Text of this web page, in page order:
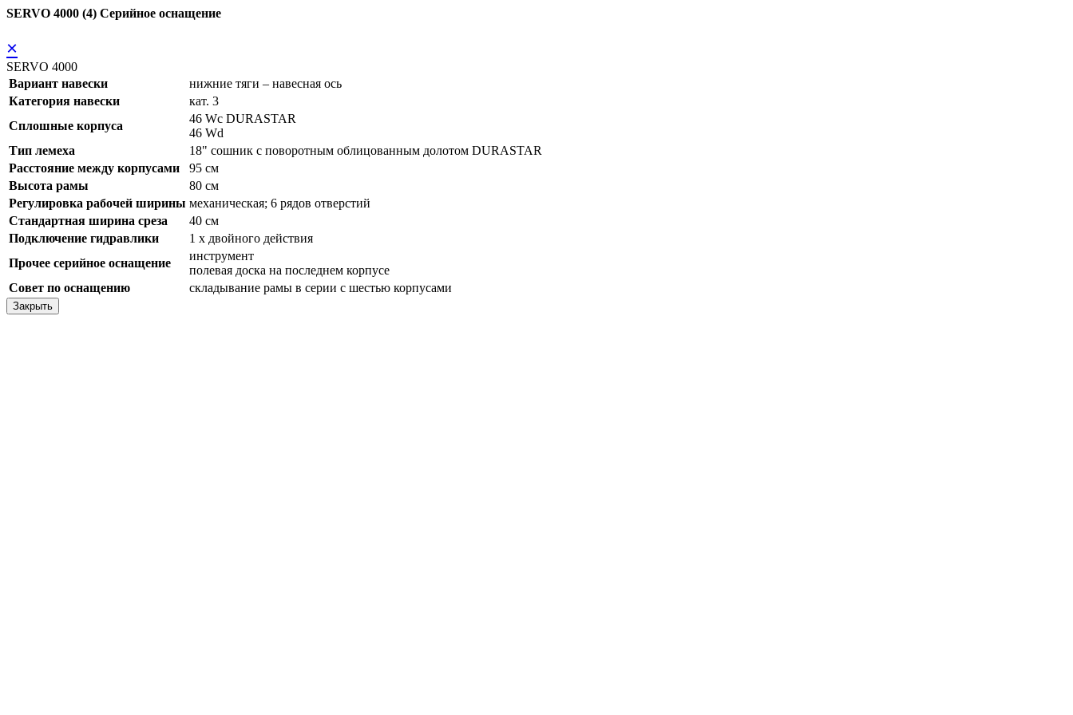
SERVO 4000 (4) Серийное оснащение
×
SERVO 4000
Вариант навески
нижние тяги – навесная ось
Категория навески
кат. 3
Сплошные корпуса
46 Wc DURASTAR
46 Wd
Тип лемеха
18" сошник с поворотным облицованным долотом DURASTAR
Расстояние между корпусами
95 см
Высота рамы
80 см
Регулировка рабочей ширины механическая; 6 рядов отверстий
Стандартная ширина среза
40 см
Подключение гидравлики
1 x двойного действия
Прочее серийное оснащение
инструмент
полевая доска на последнем корпусе
Совет по оснащению
складывание рамы в серии с шестью корпусами
Закрыть